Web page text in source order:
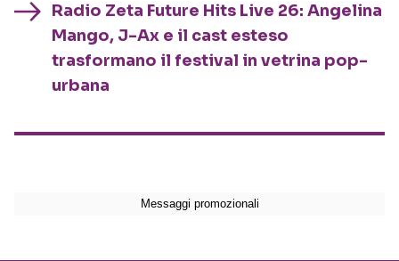
Radio Zeta Future Hits Live 26: Angelina
Mango, J-Ax e il cast esteso
trasformano il festival in vetrina pop-
urbana